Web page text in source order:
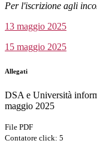
Per l'iscrizione agli
13 maggio 2025
15 maggio 2025
Allegati
DSA e Università
maggio 2025
File PDF
Contatore click: 5